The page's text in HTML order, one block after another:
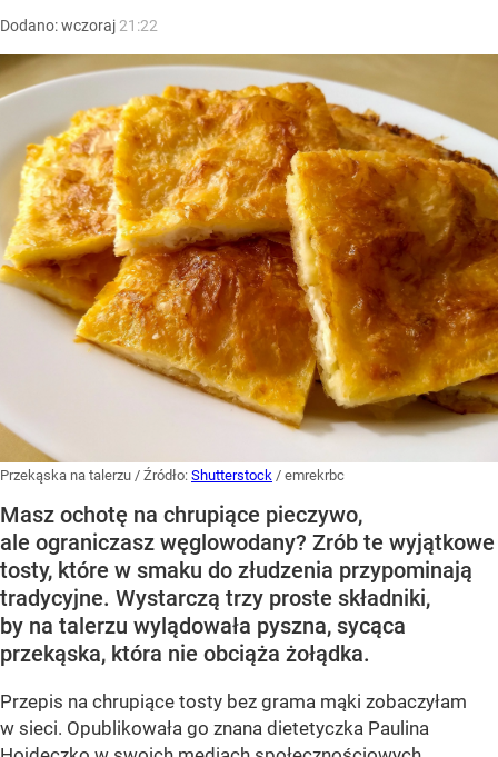
Dodano:wczoraj 21:22
Przekąska na talerzu / Źródło: Shutterstock / emrekrbc
Masz ochotę na chrupiące pieczywo,
ale ograniczasz węglowodany? Zrób te wyjątkowe
tosty, które w smaku do złudzenia przypominają
tradycyjne. Wystarczą trzy proste składniki,
by na talerzu wylądowała pyszna, sycąca
przekąska, która nie obciąża żołądka.
Przepis na chrupiące tosty bez grama mąki zobaczyłam
w sieci. Opublikowała go znana dietetyczka Paulina